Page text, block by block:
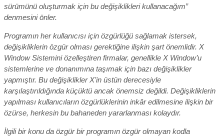
sürümünü oluşturmak için bu değişiklikleri kullanacağım”
denmesini önler.
Programın her kullanıcısı için özgürlüğü sağlamak istersek,
değişikliklerin özgür olması gerektiğine ilişkin şart önemlidir. X
Window Sistemini özelleştiren firmalar, genellikle X Window’u
sistemlerine ve donanımına taşımak için bazı değişiklikler
yapmıştır. Bu değişiklikler X’in üstün derecesiyle
karşılaştırıldığında küçüktü ancak önemsiz değildi. Değişikliklerin
yapılması kullanıcıların özgürlüklerinin inkâr edilmesine ilişkin bir
özürse, herkesin bu bahaneden yararlanması kolaydır.
İlgili bir konu da özgür bir programın özgür olmayan kodla